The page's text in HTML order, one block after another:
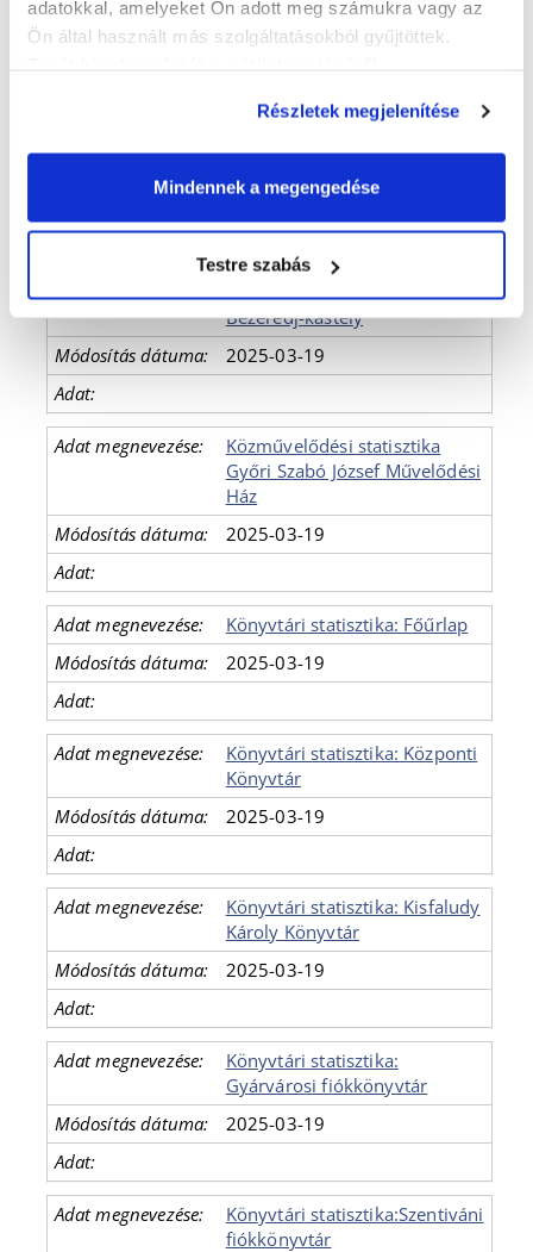
adatokkal, amelyeket Ön adott meg számukra vagy az
Ön által használt más szolgáltatásokból gyűjtöttek.
Részletek megjelenítése
Mindennek a megengedése
Testre szabás
József Attila Művelődési Ház
2025-03-19
2025-03-19
Közművelődési statisztika
Bezerédj-kastély
2025-03-19
Közművelődési statisztika
Győri Szabó József Művelődési
Ház
2025-03-19
Könyvtári statisztika: Főűrlap
2025-03-19
Könyvtári statisztika: Központi
Könyvtár
2025-03-19
Könyvtári statisztika: Kisfaludy
Károly Könyvtár
2025-03-19
Könyvtári statisztika:
Gyárvárosi fiókkönyvtár
2025-03-19
Könyvtári statisztika:Szentiváni
fiókkönyvtár